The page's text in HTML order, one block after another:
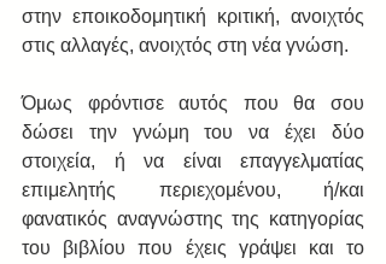
στην εποικοδομητική κριτική, ανοιχτός
στις αλλαγές, ανοιχτός στη νέα γνώση.
Όμως φρόντισε αυτός που θα σου
δώσει την γνώμη του να έχει δύο
στοιχεία, ή να είναι επαγγελματίας
επιμελητής περιεχομένου, ή/και
φανατικός αναγνώστης της κατηγορίας
του βιβλίου που έχεις γράψει και το